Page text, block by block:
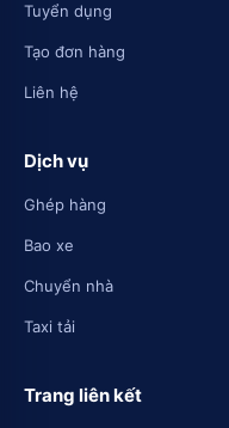
Tuyển dụng
Tạo đơn hàng
Liên hệ
Dịch vụ
Ghép hàng
Bao xe
Chuyển nhà
Taxi tải
Trang liên kết